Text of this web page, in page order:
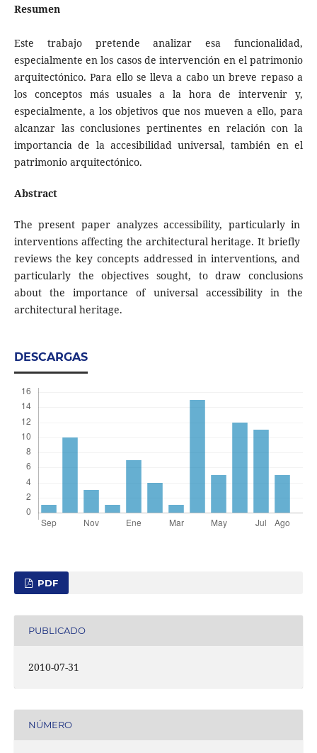
Resumen
Este trabajo pretende analizar esa funcionalidad,
especialmente en los casos de intervención en el patrimonio
arquitectónico. Para ello se lleva a cabo un breve repaso a
los conceptos más usuales a la hora de intervenir y,
especialmente, a los objetivos que nos mueven a ello, para
alcanzar las conclusiones pertinentes en relación con la
importancia de la accesibilidad universal, también en el
patrimonio arquitectónico.
Abstract
The present paper analyzes accessibility, particularly in
interventions affecting the architectural heritage. It briefly
reviews the key concepts addressed in interventions, and
particularly the objectives sought, to draw conclusions
about the importance of universal accessibility in the
architectural heritage.
DESCARGAS
PDF
PUBLICADO
2010-07-31
NÚMERO